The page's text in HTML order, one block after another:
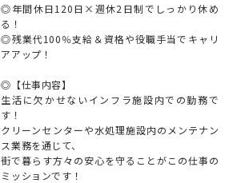
◎年間休日120日×週休2日制でしっかり休め
る！
◎残業代100％支給＆資格や役職手当でキャリ
アアップ！
◎【仕事内容】
生活に欠かせないインフラ施設内での勤務で
す！
クリーンセンターや水処理施設内のメンテナン
ス業務を通じて、
街で暮らす方々の安心を守ることがこの仕事の
ミッションです！